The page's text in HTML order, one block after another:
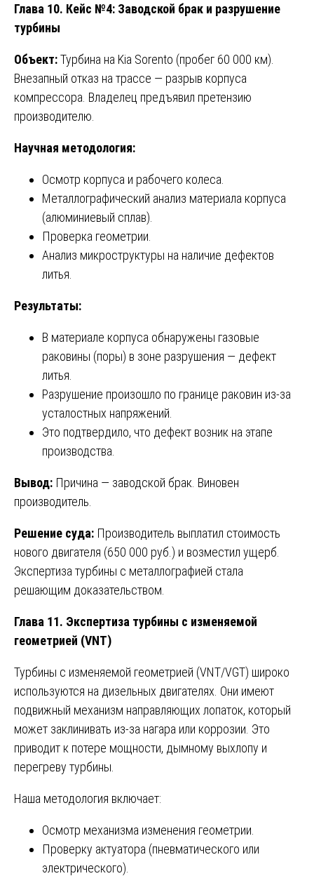
Глава 10. Кейс №4: Заводской брак и разрушение
турбины
Объект:Турбина на Kia Sorento (пробег 60 000 км).
Внезапный отказ на трассе — разрыв корпуса
компрессора. Владелец предъявил претензию
производителю.
Научная методология:
Осмотр корпуса и рабочего колеса.
Металлографический анализ материала корпуса
(алюминиевый сплав).
Проверка геометрии.
Анализ микроструктуры на наличие дефектов
литья.
Результаты:
В материале корпуса обнаружены газовые
раковины (поры) в зоне разрушения — дефект
литья.
Разрушение произошло по границе раковин из-за
усталостных напряжений.
Это подтвердило, что дефект возник на этапе
производства.
Вывод: Причина — заводской брак. Виновен
производитель.
Решение суда: Производитель выплатил стоимость
нового двигателя (650 000 руб.) и возместил ущерб.
Экспертиза турбины с металлографией стала
решающим доказательством.
Глава 11. Экспертиза турбины с изменяемой
геометрией (VNT)
Турбины с изменяемой геометрией (VNT/VGT) широко
используются на дизельных двигателях. Они имеют
подвижный механизм направляющих лопаток, который
может заклинивать из-за нагара или коррозии. Это
приводит к потере мощности, дымному выхлопу и
перегреву турбины.
Наша методология включает:
Осмотр механизма изменения геометрии.
Проверку актуатора (пневматического или
электрического).